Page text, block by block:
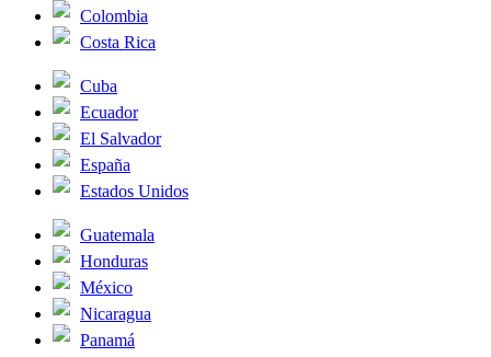
Colombia
Costa Rica
Cuba
Ecuador
El Salvador
España
Estados Unidos
Guatemala
Honduras
México
Nicaragua
Panamá